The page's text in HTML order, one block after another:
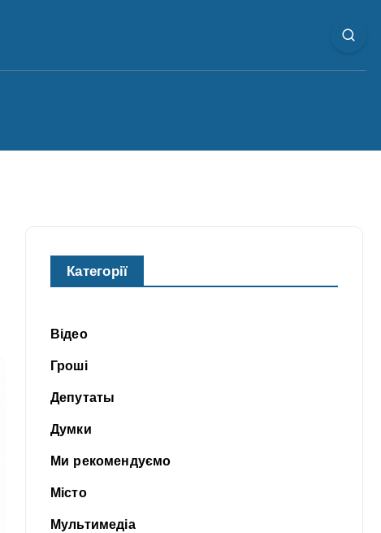
Категорії
Відео
Гроші
Депутаты
Думки
Ми рекомендуємо
Місто
Мультимедіа